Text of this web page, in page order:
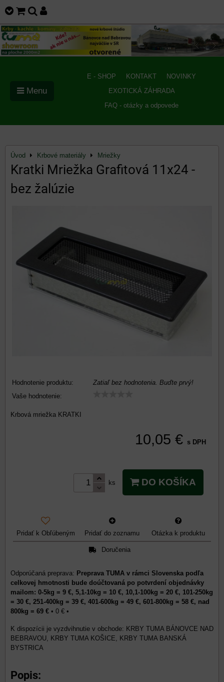
E - SHOP KONTAKT
NOVINKY
EXOTICKÁ ZÁHRADA
FAQ - otázky a odpovede
Menu
Úvod Krbové materiály Mriežky
Kratki Mriežka Grafitová 11x24 -
bez žalúzie
Hodnotenie produktu:
Zatiaľ bez hodnotenia. Buďte prvý!
Vaše hodnotenie:
Krbová mriežka KRATKI
10,05 € s DPH
ks DO KOŠÍKA
Pridať k Obľúbeným Pridať do zoznamu Otázka k produktu
Doručenia
Preprava TUMA v rámci Slovenska podľa
celkovej hmotnosti bude doúčtovaná po potvrdení objednávky
mailom: 0-5kg = 9 €, 5,1-10kg = 10 €, 10,1-100kg = 20 €, 101-250kg
= 30 €, 251-400kg = 39 €, 401-600kg = 49 €, 601-800kg = 58 €, nad
800kg = 69 € • 0 € •
KRBY TUMA BÁNOVCE NAD
BEBRAVOU, KRBY TUMA KOŠICE, KRBY TUMA BANSKÁ
BYSTRICA
Popis: